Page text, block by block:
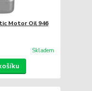
Motor Oil 946
Skladem